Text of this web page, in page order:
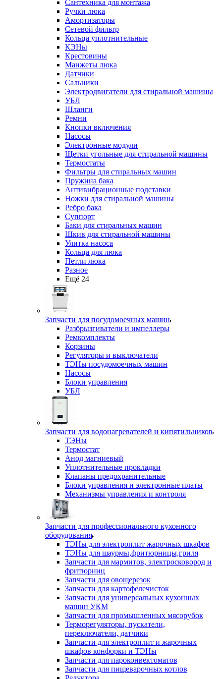
Сантехника для монтажа
Ручки люка
Амортизаторы
Сетевой фильтр
Кольца уплотнительные
КЭНы
Крестовины
Манжеты люка
Датчики
Сальники
Электродвигатели для стиральной машины
УБЛ
Шланги
Ремни
Кнопки включения
Насосы
Электронные модули
Щетки угольные для стиральной машины
Термостаты
Фильтры для стиральных машин
Пружина бака
Антивибрационные подставки
Ножки для стиральной машины
Ребро бака
Суппорт
Баки для стиральных машин
Шкив для стиральной машины
Улитка насоса
Кольца для люка
Петли люка
Разное
Ещё 24
Запчасти для посудомоечных машин
Разбрызгиватели и импеллеры
Ремкомплекты
Корзины
Регуляторы и выключатели
ТЭНы посудомоечных машин
Насосы
Блоки управления
УБЛ
Запчасти для водонагревателей и кипятильников
ТЭНы
Термостат
Анод магниевый
Уплотнительные прокладки
Клапаны предохранительные
Блоки управления и электронные платы
Механизмы управления и контроля
Запчасти для профессионального кухонного
оборудования
ТЭНы для электроплит жарочных шкафов
ТЭНы для шаурмы,фритюрницы,гриля
Запчасти для мармитов, электросковород и
фритюрниц
Запчасти для овощерезок
Запчасти для картофелечисток
Запчасти для универсальных кухонных
машин УКМ
Запчасти для промышленных мясорубок
Терморегуляторы, пускатели,
переключатели, датчики
Запчасти для электроплит и жарочных
шкафов конфорки и ТЭНы
Запчасти для пароконвектоматов
Запчасти для пищеварочных котлов